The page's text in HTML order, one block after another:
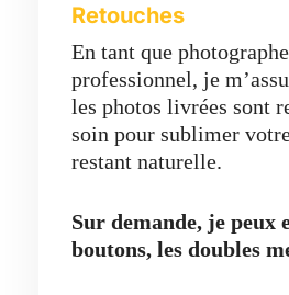
Retouches
En tant que
professionnel, je
les photos livrées sont
soin pour sublimer
restant naturelle.
Sur demande, je peux
boutons, les doubles